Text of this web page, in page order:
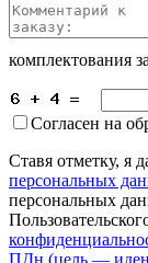
комплектования
Согласен на
Ставя отметку, я
персональных
персональных